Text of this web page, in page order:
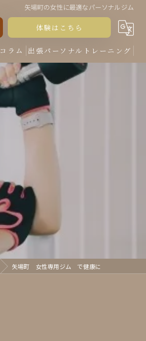
矢場町の女性に最適なパーソナルジム
体験はこちら
コラム 出張パーソナルトレーニング
矢場町 女性専用ジム で健康に